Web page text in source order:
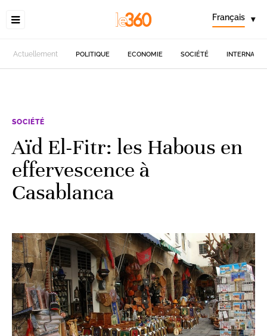
Français ▾
Actuellement POLITIQUE ECONOMIE SOCIÉTÉ
SOCIÉTÉ
Aïd El-Fitr: les Habous en
effervescence à
Casablanca